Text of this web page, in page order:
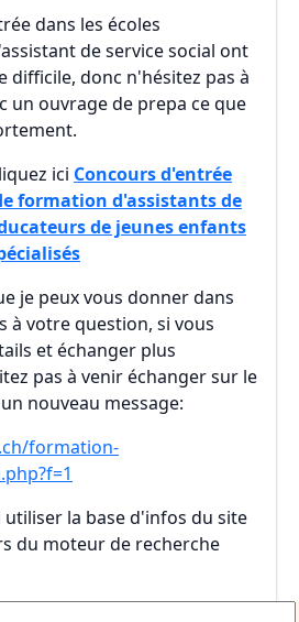
dans les écoles
de service social ont
difficile, donc n'hésitez pas à
un ouvrage de prepa ce que
ici Concours d'entrée
formation d'assistants de
de jeunes enfants
je peux vous donner dans
à votre question, si vous
et échanger plus
pas à venir échanger sur le
nouveau message:
formation-
utiliser la base d'infos du site
du moteur de recherche